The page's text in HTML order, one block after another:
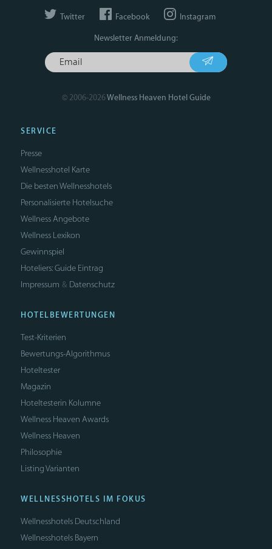
Twitter Facebook Instagram
Newsletter Anmeldung:
© 2006-2026Wellness Heaven Hotel Guide
SERVICE
Presse
Wellnesshotel Karte
Die besten Wellnesshotels
Personalisierte Hotelsuche
Wellness Angebote
Wellness Lexikon
Gewinnspiel
Hoteliers: Guide Eintrag
Impressum & Datenschutz
HOTELBEWERTUNGEN
Test-Kriterien
Bewertungs-Algorithmus
Hoteltester
Magazin
Hoteltesterin Kolumne
Wellness Heaven Awards
Wellness Heaven
Philosophie
Listing Varianten
WELLNESSHOTELS IM FOKUS
Wellnesshotels Deutschland
Wellnesshotels Bayern